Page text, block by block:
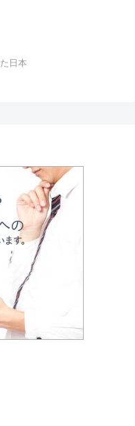
日本